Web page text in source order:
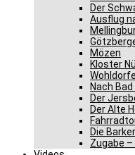
Der
Ausflug
Mözen
Kloster
Nach
Der
Der Alte
Die
Zugabe